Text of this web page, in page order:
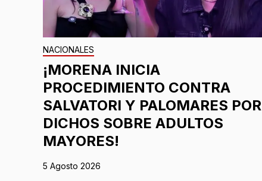
NACIONALES
¡MORENA INICIA
PROCEDIMIENTO CONTRA
SALVATORI Y PALOMARES POR
DICHOS SOBRE ADULTOS
MAYORES!
5 Agosto 2026